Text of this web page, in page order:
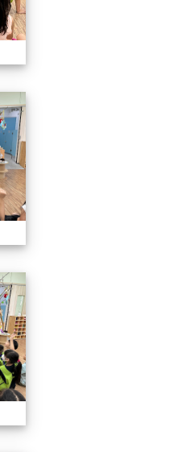
06.20校長說故事幼兒園
06.20校長說故事幼兒園